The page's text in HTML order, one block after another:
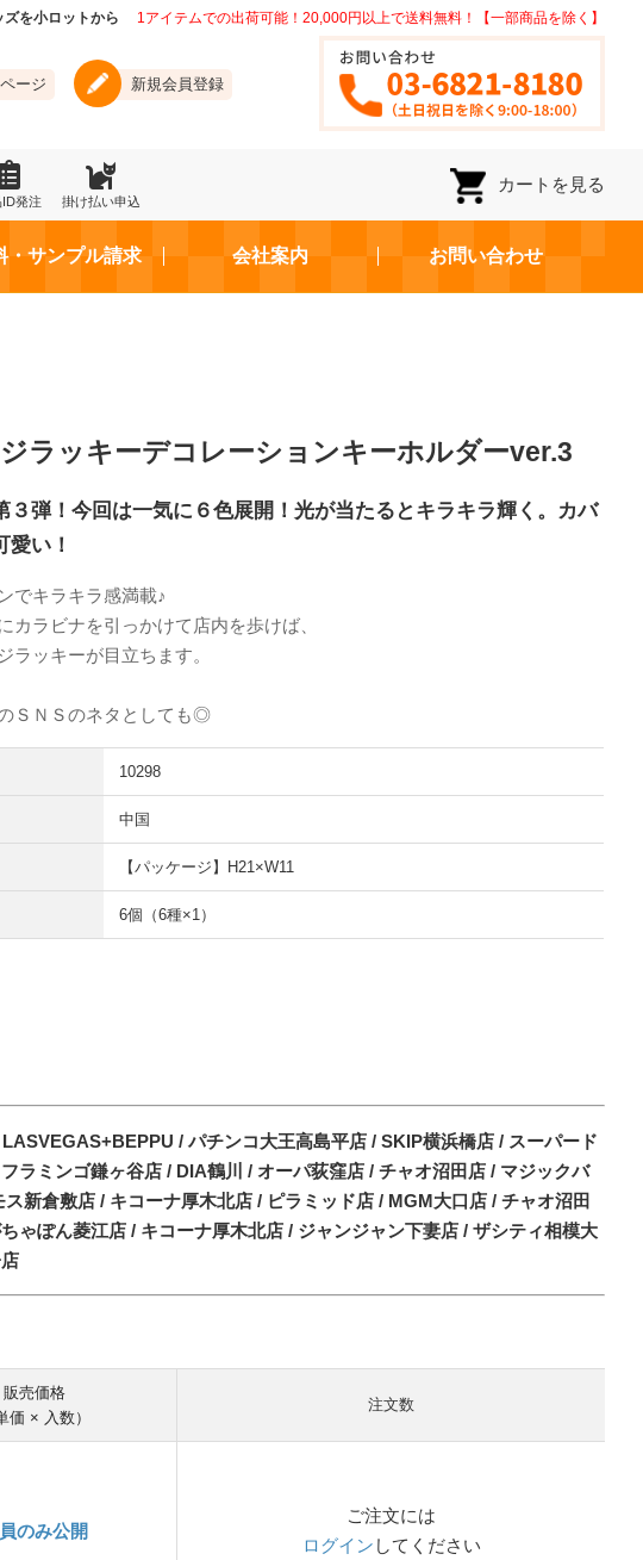
を小ロットから 1アイテムでの出荷可能！20,000円以上で送料無料！【一部商品を除く】
ージ 新規会員登録
ID発注 掛け払い申込
カートを見る
・サンプル請求 会社案内 お問い合わせ
ラッキーデコレーションキーホルダーver.3
３弾！今回は一気に６色展開！光が当たるとキラキラ輝く。カバ
愛い！
でキラキラ感満載♪
カラビナを引っかけて店内を歩けば、
ラッキーが目立ちます。
ＳＮＳのネタとしても◎
10298
中国
【パッケージ】H21×W11
6個（6種×1）
/ パチンコ大王高島平店 / SKIP横浜橋店 / スーパード
ラミンゴ鎌ヶ谷店 / DIA鶴川 / オーパ荻窪店 / チャオ沼田店 / マジックバ
新倉敷店 / キコーナ厚木北店 / ピラミッド店 / MGM大口店 / チャオ沼田
ゃぽん菱江店 / キコーナ厚木北店 / ジャンジャン下妻店 / ザシティ相模大
販売価格
価 × 入数）
注文数
のみ公開
ご注文には
ログイン してください